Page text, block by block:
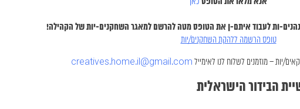
ות לעבוד איתם-ן את הטופס מטה להרשם למאגר השחקנים-יות של הקהילה!
טופס הרשמה ללהקת השחקנים/יות
יות – מוזמנים לשלוח לנו לאימייל creatives.home.il@gmail.com
הבידור הישראלית